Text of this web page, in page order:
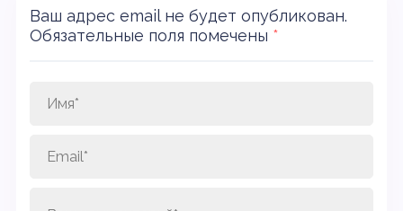
Ваш адрес email не будет опубликован.
Обязательные поля помечены *